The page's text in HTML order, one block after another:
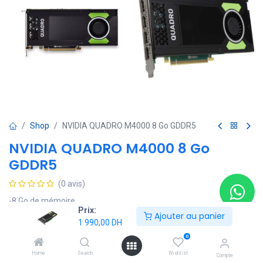
Prix:
1 990,00 DH
Ajouter au panier
Home Search
0
Wishlist Compte
Shop NVIDIA QUADRO M4000 8 Go GDDR5
NVIDIA QUADRO M4000 8 Go
GDDR5
(0 avis)
-8 Go de mémoire
-Shader Model 5.0
-OpenGL 4.5
-DirectX 12.0
-Quatre connecteurs DisplayPort 1.2 (avec audio intégré)